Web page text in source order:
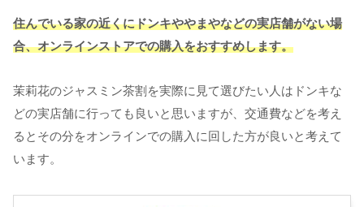
住んでいる家の近くにドンキややまやなどの実店舗がない場
合、オンラインストアでの購入をおすすめします。
茉莉花のジャスミン茶割を実際に見て選びたい人はドンキな
どの実店舗に行っても良いと思いますが、交通費などを考え
るとその分をオンラインでの購入に回した方が良いと考えて
います。